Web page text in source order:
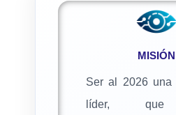
ㅤㅤㅤㅤㅤㅤㅤㅤㅤㅤㅤㅤMISIÓN
Ser al 2026 una
líder, que